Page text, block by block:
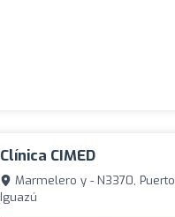
Clínica CIMED
Marmelero y - N3370, Puerto
Iguazú